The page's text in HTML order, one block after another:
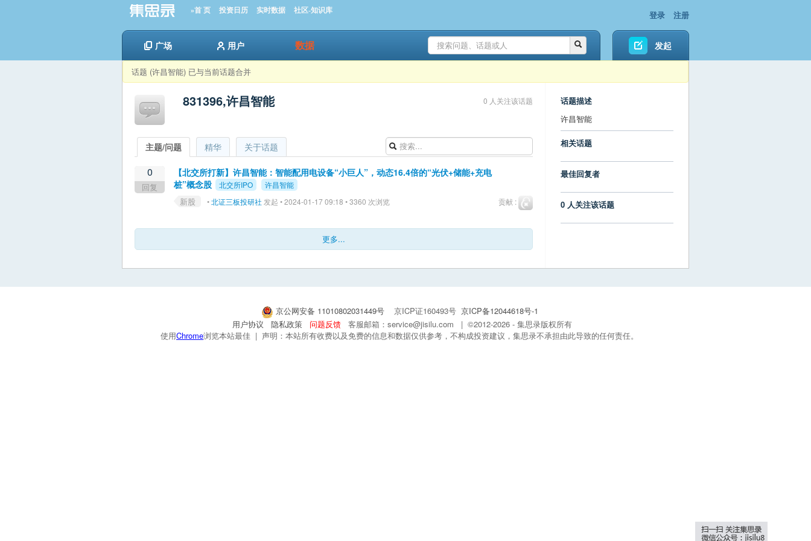
»首 页 投资日历 实时数据 社区-知识库 登录 注册
广场 用户 数据 发起
话题 (许昌智能) 已与当前话题合并
831396,许昌智能 0 人关注该话题
主题/问题 精华 关于话题
0
回复
【北交所打新】许昌智能：智能配用电设备“小巨人”，动态16.4倍的“光伏+储能+充电
桩”概念股
北交所IPO
许昌智能
贡献 :
新股 •北证三板投研社 发起 • 2024-01-17 09:18 • 3360 次浏览
更多...
话题描述
许昌智能
相关话题
最佳回复者
0 人关注该话题
京公网安备 11010802031449号 京ICP证160493号 京ICP备12044618号-1
用户协议
隐私政策 问题反馈
客服邮箱：service@jisilu.com | ©2012-2026 - 集思录版权所有
使用Chrome浏览本站最佳 | 声明：本站所有收费以及免费的信息和数据仅供参考，不构成投资建议，集思录不承担由此导致的任何责任。